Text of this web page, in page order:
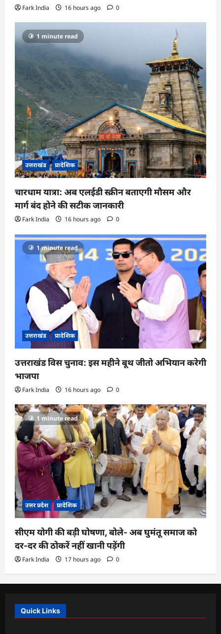
Fark India 16 hours ago 0
1 minute read
उत्तराखंड प्रादेशिक
चारधाम यात्रा: अब एलईडी स्क्रीन बताएगी मौसम और
मार्ग बंद होने की सटीक जानकारी
Fark India 16 hours ago 0
1 minute read
उत्तराखंड प्रादेशिक
उत्तराखंड विस चुनाव: इस महीने बूथ जीतो अभियान करेगी
भाजपा
Fark India 16 hours ago 0
1 minute read
उत्तर प्रदेश प्रादेशिक
सीएम योगी की बड़ी घोषणा, बोले- अब घुमंतू समाज को
दर-दर की ठोकरें नहीं खानी पड़ेंगी
Fark India 17 hours ago 0
Quick Links